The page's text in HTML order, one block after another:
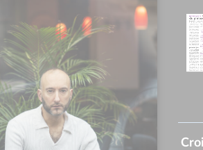
Permitir